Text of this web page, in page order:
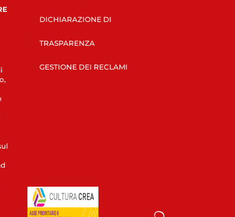
DICHIARAZIONE DI
TRASPARENZA
GESTIONE DEI RECLAMI